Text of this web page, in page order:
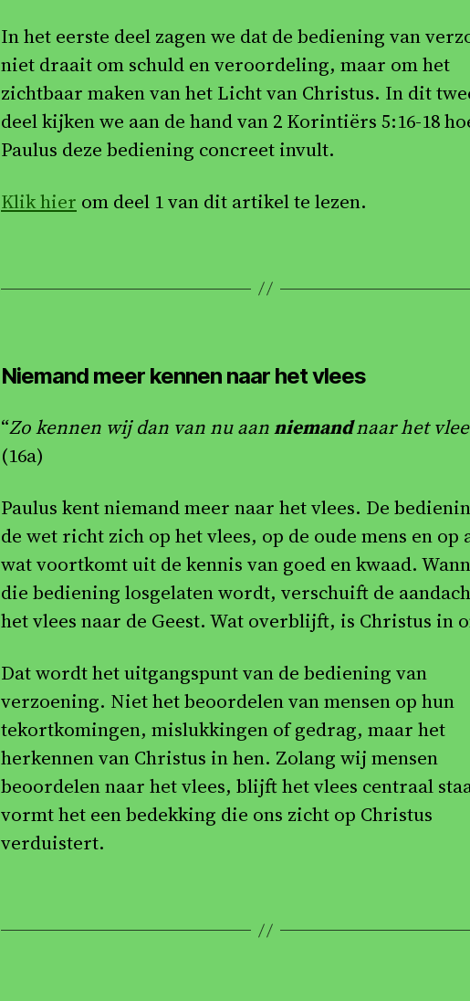
In het eerste deel zagen we dat de bediening van
niet draait om schuld en veroordeling, maar om het
zichtbaar maken van het Licht van Christus. In dit
deel kijken we aan de hand van 2 Korintiërs 5:16-18
Paulus deze bediening concreet invult.
Klik hier om deel 1 van dit artikel te lezen.
Niemand meer kennen naar het vlees
“Zo kennen wij dan van nu aanniemandnaar het
(16a)
Paulus kent niemand meer naar het vlees. De
de wet richt zich op het vlees, op de oude mens en op
wat voortkomt uit de kennis van goed en kwaad.
die bediening losgelaten wordt, verschuift de
het vlees naar de Geest. Wat overblijft, is Christus in
Dat wordt het uitgangspunt van de bediening van
verzoening. Niet het beoordelen van mensen op hun
tekortkomingen, mislukkingen of gedrag, maar het
herkennen van Christus in hen. Zolang wij mensen
beoordelen naar het vlees, blijft het vlees centraal
vormt het een bedekking die ons zicht op Christus
verduistert.